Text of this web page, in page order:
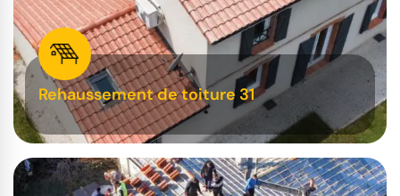
Rehaussement de toiture 31